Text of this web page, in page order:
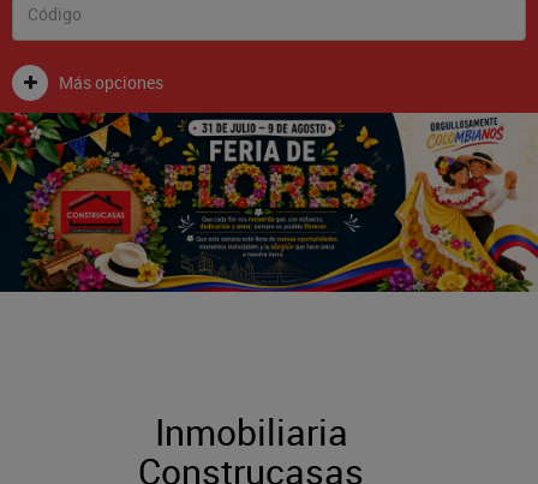
Más opciones
Inmobiliaria
Construcasas